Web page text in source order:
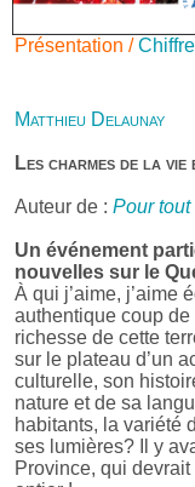
Présentation /
Matthieu Delaunay
Les charmes de la
Auteur de : Pour tout
Un événement
nouvelles sur le
À qui j’aime, j’aime
authentique coup de
richesse de cette
sur le plateau d’un
culturelle, son
nature et de sa
habitants, la variété
ses lumières? Il y
Province, qui